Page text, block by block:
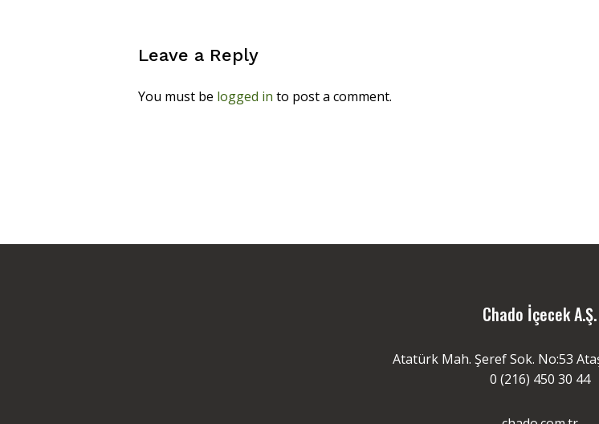
Leave a Reply
You must be logged in to post a comment.
Chado İçecek A.Ş.
Atatürk Mah. Şeref Sok. No:53
0 (216) 450 30 44